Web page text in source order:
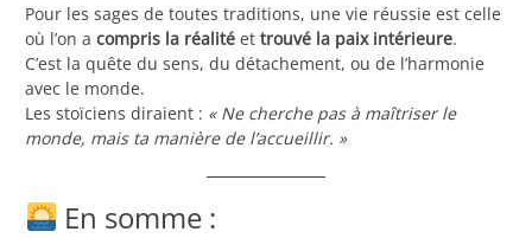
Pour les sages de toutes traditions, une vie réussie est celle
où l’on a compris la réalité et trouvé la paix intérieure.
C’est la quête du sens, du détachement, ou de l’harmonie
avec le monde.
Les stoïciens diraient : « Ne cherche pas à maîtriser le
monde, mais ta manière de l’accueillir. »
En somme :